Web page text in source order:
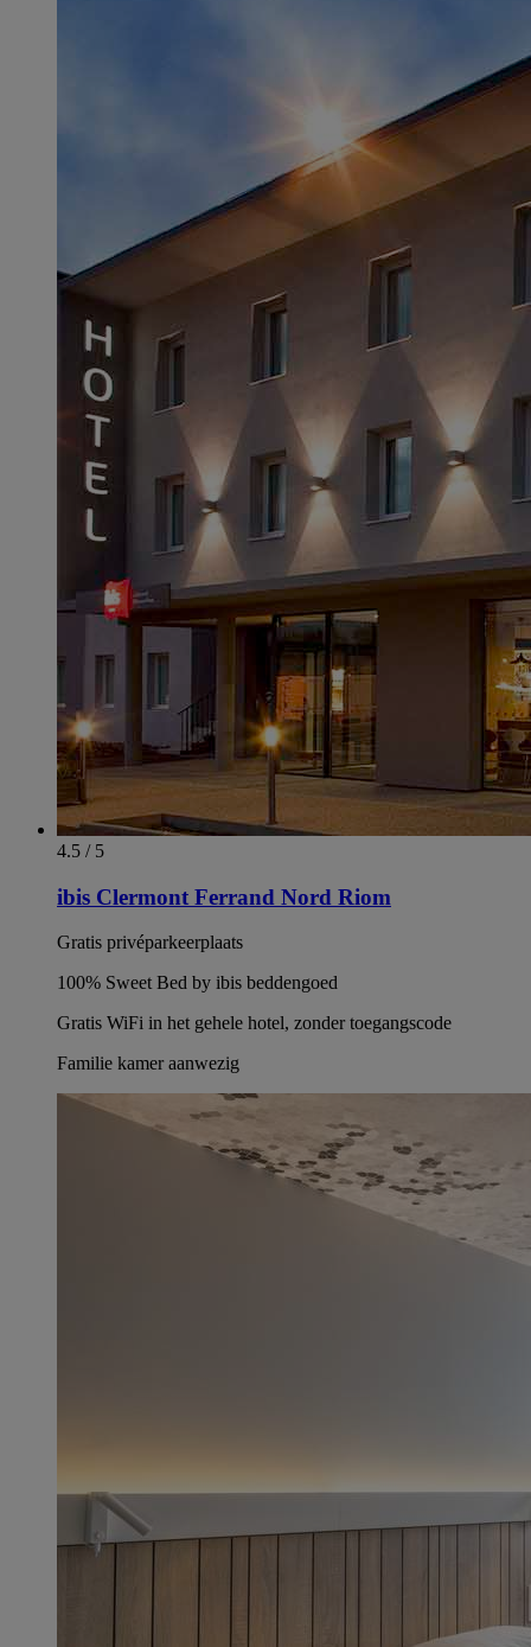
4.5 / 5
ibis Clermont Ferrand Nord Riom
Gratis privéparkeerplaats
100% Sweet Bed by ibis beddengoed
Gratis WiFi in het gehele hotel, zonder toegangscode
Familie kamer aanwezig